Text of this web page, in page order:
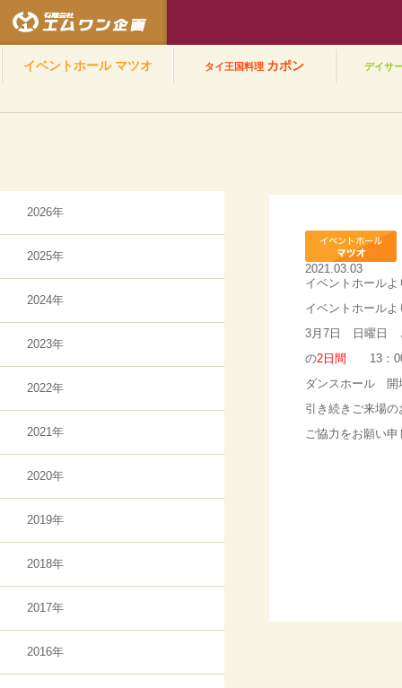
イベントホール マツオ タイ王国料理 カポン デイサ
2026年
2025年
2024年
2023年
2022年
2021年
2020年
2019年
2018年
2017年
2016年
2021.03.03
イベントホールよ
イベントホール
3月7日 日曜日
の2日間
13：00
ダンスホール
引き続きご来場
ご協力をお願い申